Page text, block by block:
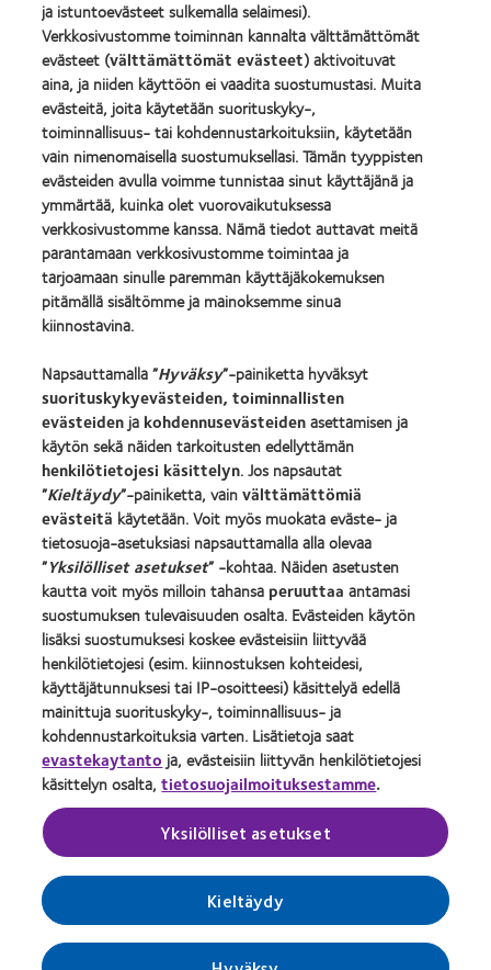
(ML
100)
Award
(2012)
REBRAND
100®
Global
Award
(2012)
Tuotteemme
Etsi piilolinssisi
Piilolinssiteknologia
Buy Online
Piilolinssit ja näkö
Uusi käyttäjä
Kokenut käyttäjä
CooperVisionista
Ura CooperVisionissa
Uutiset ja media
Ota yhteyttä
Legal
Ehdot
Evästeilmoitus
Kommenttipolitiikka
Yksityisyydensuojapolitiikka
Optikko
Suostumusta koskevien valintojen hallinta
ja istuntoevästeet sulkemalla selaimesi).
Verkkosivustomme toiminnan kannalta välttämättömät
evästeet (välttämättömät evästeet) aktivoituvat
aina, ja niiden käyttöön ei vaadita suostumustasi. Muita
evästeitä, joita käytetään suorituskyky-,
toiminnallisuus- tai kohdennustarkoituksiin, käytetään
vain nimenomaisella suostumuksellasi. Tämän tyyppisten
evästeiden avulla voimme tunnistaa sinut käyttäjänä ja
ymmärtää, kuinka olet vuorovaikutuksessa
verkkosivustomme kanssa. Nämä tiedot auttavat meitä
parantamaan verkkosivustomme toimintaa ja
tarjoamaan sinulle paremman käyttäjäkokemuksen
pitämällä sisältömme ja mainoksemme sinua
kiinnostavina.
Napsauttamalla ”Hyväksy”-painiketta hyväksyt
suorituskykyevästeiden, toiminnallisten
evästeiden ja kohdennusevästeidenasettamisen ja
käytön sekä näiden tarkoitusten edellyttämän
henkilötietojesi käsittelyn. Jos napsautat
”Kieltäydy”-painiketta, vainvälttämättömiä
evästeitä käytetään. Voit myös muokata eväste- ja
tietosuoja-asetuksiasi napsauttamalla alla olevaa
”Yksilölliset asetukset” -kohtaa. Näiden asetusten
kautta voit myös milloin tahansa peruuttaa antamasi
suostumuksen tulevaisuuden osalta. Evästeiden käytön
lisäksi suostumuksesi koskee evästeisiin liittyvää
henkilötietojesi (esim. kiinnostuksen kohteidesi,
käyttäjätunnuksesi tai IP-osoitteesi) käsittelyä edellä
mainittuja suorituskyky-, toiminnallisuus- ja
kohdennustarkoituksia varten. Lisätietoja saat
evastekaytanto ja, evästeisiin liittyvän henkilötietojesi
käsittelyn osalta,tietosuojailmoituksestamme.
Yksilölliset asetukset
Kieltäydy